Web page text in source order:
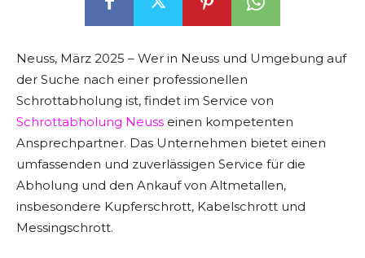
Neuss, März 2025 – Wer in Neuss und Umgebung auf
der Suche nach einer professionellen
Schrottabholung ist, findet im Service von
Schrottabholung Neuss einen kompetenten
Ansprechpartner. Das Unternehmen bietet einen
umfassenden und zuverlässigen Service für die
Abholung und den Ankauf von Altmetallen,
insbesondere Kupferschrott, Kabelschrott und
Messingschrott.